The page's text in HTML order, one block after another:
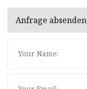
Anfrage absenden